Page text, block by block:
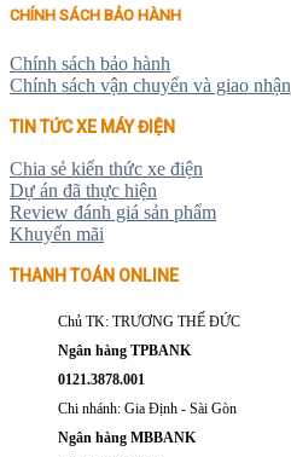
CHÍNH SÁCH BẢO HÀNH
Chính sách bảo hành
Chính sách vận chuyển và giao nhận
TIN TỨC XE MÁY ĐIỆN
Chia sẻ kiến thức xe điện
Dự án đã thực hiện
Review đánh giá sản phẩm
Khuyến mãi
THANH TOÁN ONLINE
Chủ TK: TRƯƠNG THẾ ĐỨC
Ngân hàng TPBANK
0121.3878.001
Chi nhánh: Gia Định - Sài Gòn
Ngân hàng MBBANK